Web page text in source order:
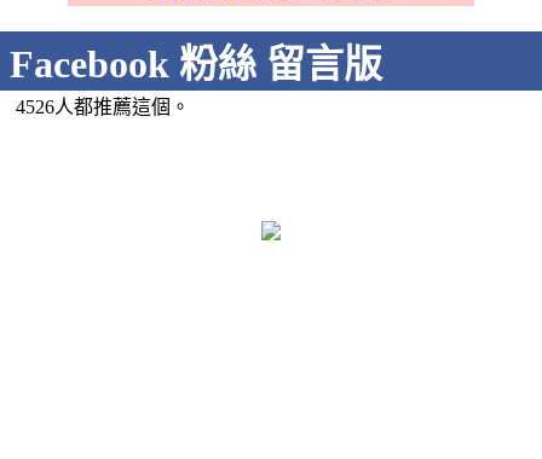
Facebook 粉絲 留言版
4526人都推薦這個。